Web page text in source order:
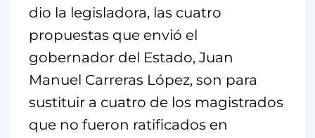
dio la legisladora, las cuatro
propuestas que envió el
gobernador del Estado, Juan
Manuel Carreras López, son para
sustituir a cuatro de los magistrados
que no fueron ratificados en